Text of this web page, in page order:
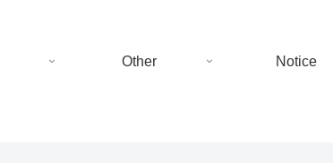
Other Notice